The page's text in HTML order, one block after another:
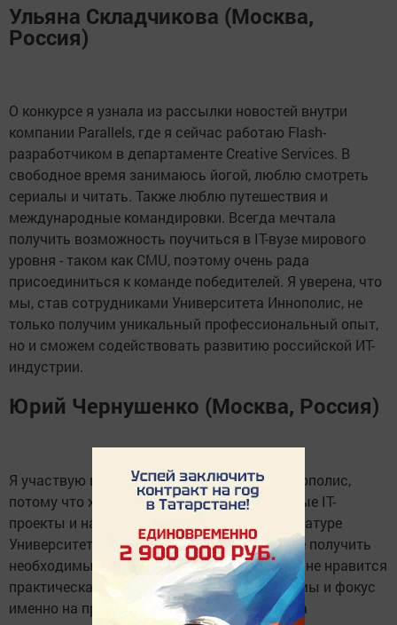
Ульяна Складчикова (Москва,
Россия)
О конкурсе я узнала из рассылки новостей внутри
компании Parallels, где я сейчас работаю Flash-
разработчиком в департаменте Creative Services. В
свободное время занимаюсь йогой, люблю смотреть
сериалы и читать. Также люблю путешествия и
международные командировки. Всегда мечтала
получить возможность поучиться в IT-вузе мирового
уровня - таком как CMU, поэтому очень рада
присоединиться к команде победителей. Я уверена, что
мы, став сотрудниками Университета Иннополис, не
только получим уникальный профессиональный опыт,
но и сможем содействовать развитию российской ИТ-
индустрии.
Юрий Чернушенко (Москва, Россия)
Я участвую в программе Университета Иннополис,
потому что хочу реализовывать собственные IT-
проекты и надеюсь, что обучение в магистратуре
Университета Карнеги-Меллон поможет мне получить
необходимые для этого знания и навыки. Мне нравится
практическая ориентированность программы и фокус
именно на процессах разработки ПО, а не на